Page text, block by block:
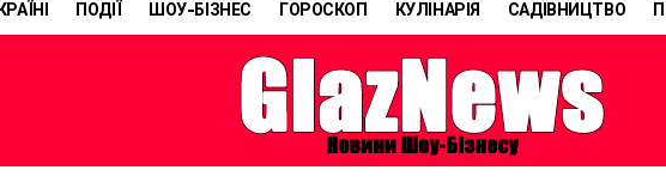
ПОДІЇ ШОУ-БІЗНЕС ГОРОСКОП КУЛІНАРІЯ САДІВНИЦТВО